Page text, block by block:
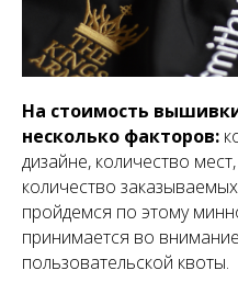
На стоимость
несколько факторов:
дизайне, количество
количество
пройдемся по этому
принимается во
пользовательской квоты.